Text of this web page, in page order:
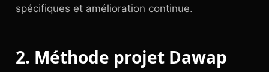
spécifiques et amélioration continue.
2. Méthode projet Dawap